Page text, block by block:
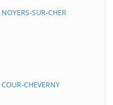
SUR-CHER
CHEVERNY